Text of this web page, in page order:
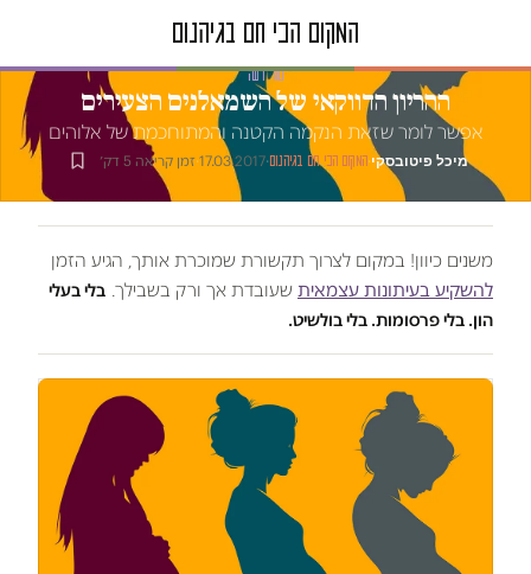
טור דעה
ההריון הדווקאי של השמאלנים הצעירים
אפשר לומר שזאת הנקמה הקטנה והמתוחכמת של אלוהים
מיכל פיטובסקי·המקום הכי חם בגיהנום·
17.03.2017
·זמן קריאה 5 דק׳
משנים כיוון! במקום לצרוך תקשורת שמוכרת אותך, הגיע הזמן
להשקיע בעיתונות עצמאית שעובדת אך ורק בשבילך. בלי בעלי
הון. בלי פרסומות. בלי בולשיט.